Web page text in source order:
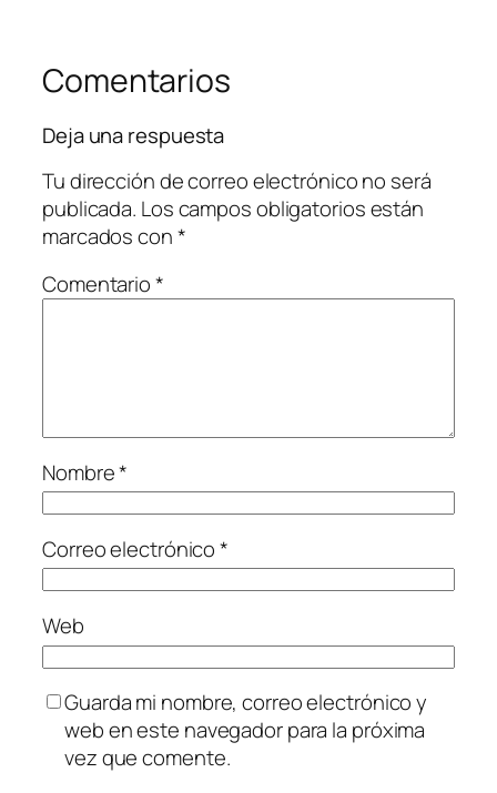
Comentarios
Deja una respuesta
Tu dirección de correo electrónico no será
publicada. Los campos obligatorios están
marcados con*
Comentario*
Nombre*
Correo electrónico*
Web
Guarda mi nombre, correo electrónico y
web en este navegador para la próxima
vez que comente.